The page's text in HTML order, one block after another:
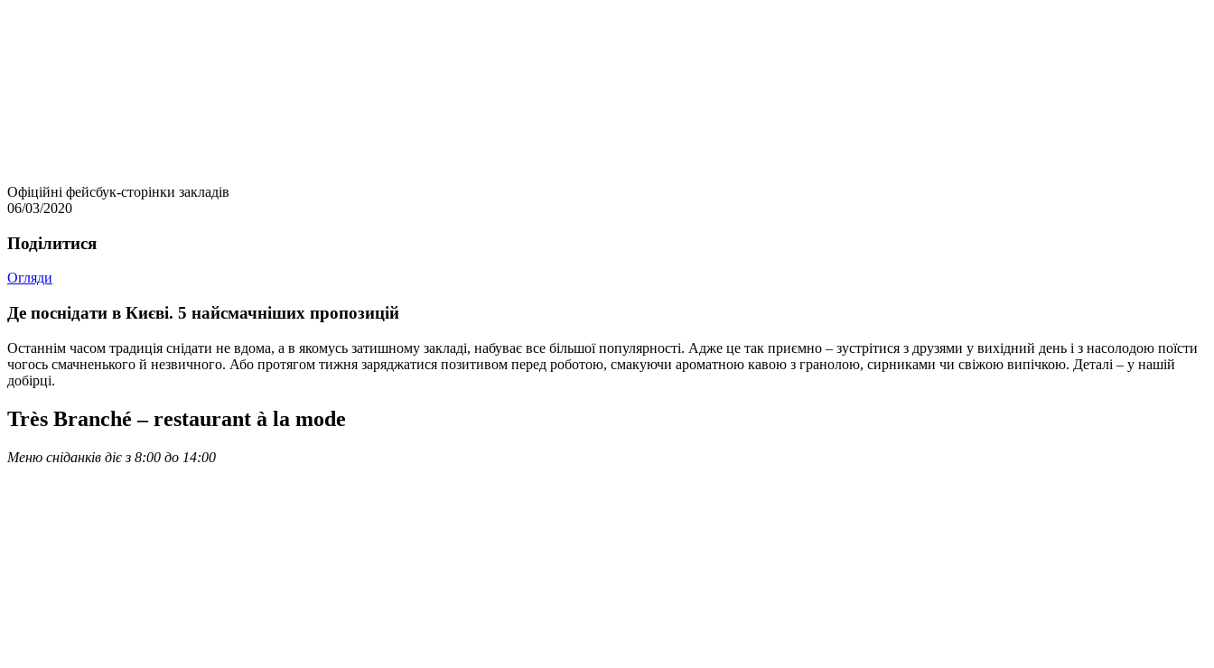
Офіційні фейсбук-сторінки закладів
06/03/2020
Подiлитися
Огляди
Де поснідати в Києві. 5 найсмачніших пропозицій
Останнім часом традиція снідати не вдома, а в якомусь затишному закладі, набуває все більшої популярності. Адже це так приємно – зустрітися з друзями у вихідний день і з насолодою поїсти
чогось смачненького й незвичного. Або протягом тижня заряджатися позитивом перед роботою, смакуючи ароматною кавою з гранолою, сирниками чи свіжою випічкою. Деталі – у нашій
добірці.
Très Branché – restaurant à la mode
Меню сніданків діє з 8:00 до 14:00